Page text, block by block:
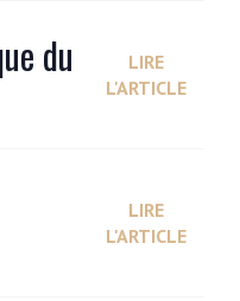
du
LIRE
L'ARTICLE
LIRE
L'ARTICLE